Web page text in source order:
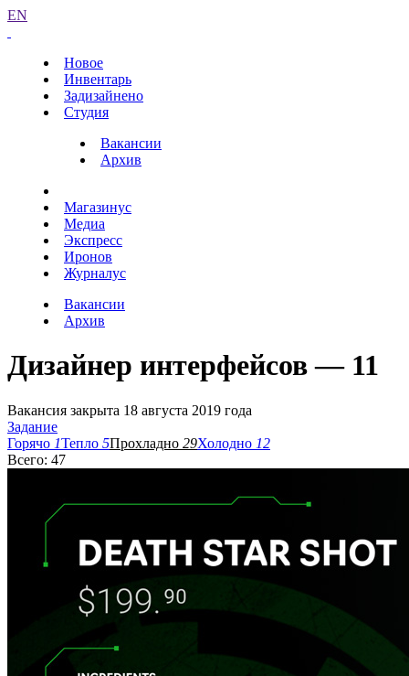
EN
Новое
Инвентарь
Задизайнено
Студия
Вакансии
Архив
Магазинус
Медиа
Экспресс
Иронов
Журналус
Вакансии
Архив
Дизайнер интерфейсов — 11
Вакансия закрыта 18 августа 2019 года
Задание
Горячо 1Тепло 5Прохладно 29Холодно 12
Всего: 47